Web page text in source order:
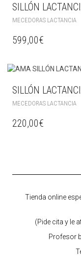
SILLÓN
MECEDORAS LACTANCIA
599,00€
SILLÓN
MECEDORAS LACTANCIA
220,00€
Tienda online
(Pide cita y le
Profesor